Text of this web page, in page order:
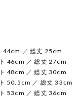
44cm ／ 総丈 25cm
46cm ／ 総丈 27cm
48cm ／ 総丈 30cm
50.5cm ／ 総丈 33cm
53cm ／ 総丈 36cm